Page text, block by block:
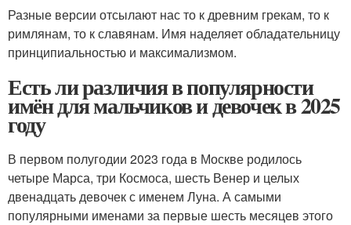
Разные версии отсылают нас то к древним грекам, то к
римлянам, то к славянам. Имя наделяет обладательницу
принципиальностью и максимализмом.
Есть ли различия в популярности
имён для мальчиков и девочек в 2025
году
В первом полугодии 2023 года в Москве родилось
четыре Марса, три Космоса, шесть Венер и целых
двенадцать девочек с именем Луна. А самыми
популярными именами за первые шесть месяцев этого